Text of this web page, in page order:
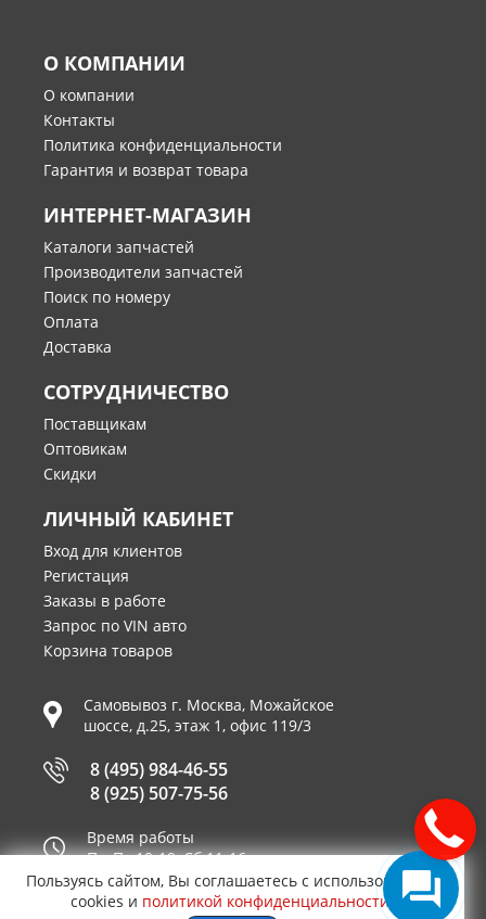
О КОМПАНИИ
О компании
Контакты
Политика конфиденциальности
Гарантия и возврат товара
ИНТЕРНЕТ-МАГАЗИН
Каталоги запчастей
Производители запчастей
Поиск по номеру
Оплата
Доставка
СОТРУДНИЧЕСТВО
Поставщикам
Оптовикам
Скидки
ЛИЧНЫЙ КАБИНЕТ
Вход для клиентов
Регистация
Заказы в работе
Запрос по VIN авто
Корзина товаров
Самовывоз г. Москва, Можайское
шоссе, д.25, этаж 1, офис 119/3
8 (495) 984-46-55
8 (925) 507-75-56
Время работы
Пн-Пт 10-19, Сб 11-16
Принимаем к оплате
Пользуясь сайтом, Вы соглашаетесь с использованием
cookies и политикой конфиденциальности